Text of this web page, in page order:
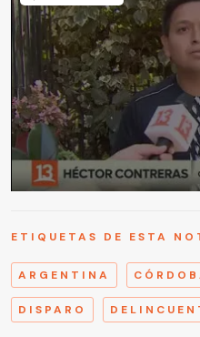
ETIQUETAS DE ESTA
ARGENTINA
DISPARO